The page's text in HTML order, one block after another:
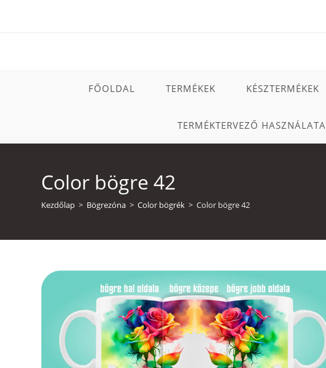
FŐOLDAL TERMÉKEK KÉSZTERMÉKEK
TERMÉKTERVEZŐ HASZNÁLATA
Color bögre 42
Kezdőlap > Bögrezóna > Color bögrék > Color bögre 42